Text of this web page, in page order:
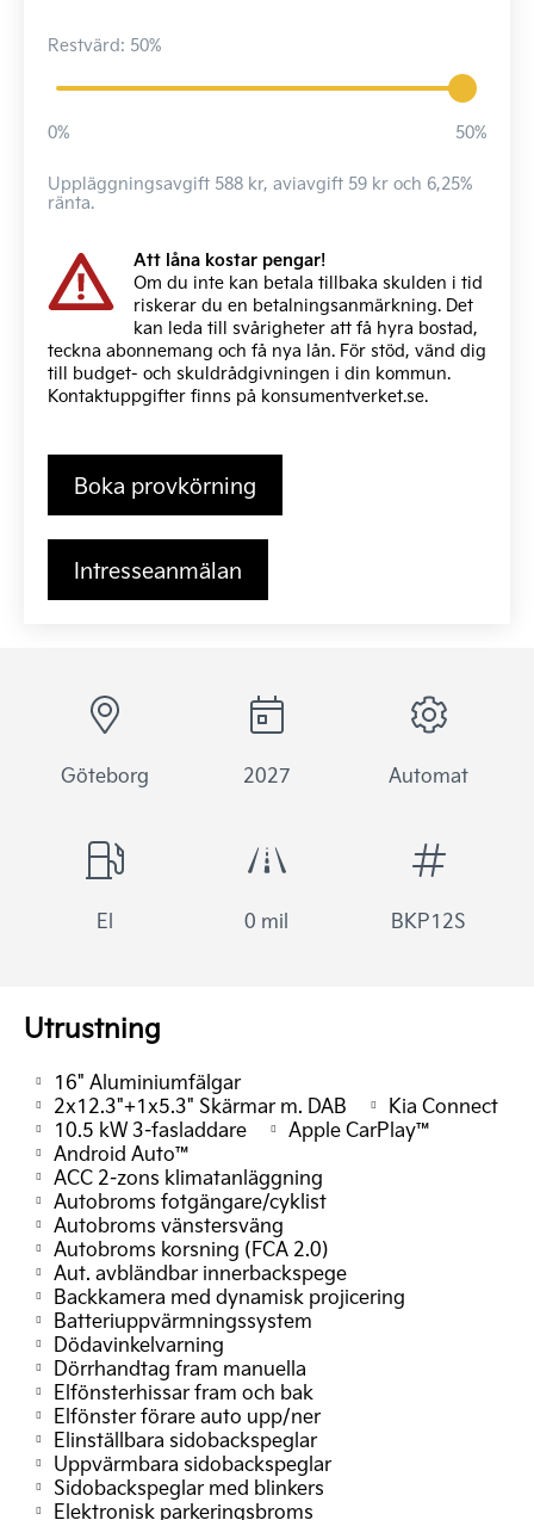
Restvärd: 50%
0% 50%
Uppläggningsavgift 588 kr, aviavgift 59 kr och 6,25%
ränta.
Att låna kostar pengar!
Om du inte kan betala tillbaka skulden i tid
riskerar du en betalningsanmärkning. Det
kan leda till svårigheter att få hyra bostad,
teckna abonnemang och få nya lån. För stöd, vänd dig
till budget- och skuldrådgivningen i din kommun.
Kontaktuppgifter finns på konsumentverket.se.
Boka provkörning
Intresseanmälan
Göteborg 2027 Automat
El 0 mil BKP12S
Utrustning
16" Aluminiumfälgar
2x12.3"+1x5.3" Skärmar m. DAB
Kia Connect
10.5 kW 3-fasladdare
Apple CarPlay™
Android Auto™
ACC 2-zons klimatanläggning
Autobroms fotgängare/cyklist
Autobroms vänstersväng
Autobroms korsning (FCA 2.0)
Aut. avbländbar innerbackspege
Backkamera med dynamisk projicering
Batteriuppvärmningssystem
Dödavinkelvarning
Dörrhandtag fram manuella
Elfönsterhissar fram och bak
Elfönster förare auto upp/ner
Elinställbara sidobackspeglar
Uppvärmbara sidobackspeglar
Sidobackspeglar med blinkers
Elektronisk parkeringsbroms